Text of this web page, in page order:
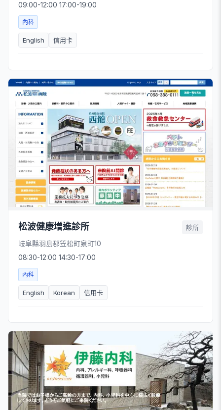
09:00-12:00 17:00-19:00
內科
English 信用卡
松波健康增進診所 診所
岐阜縣羽島郡笠松町泉町10
08:30-12:00 14:30-17:00
內科
English Korean 信用卡